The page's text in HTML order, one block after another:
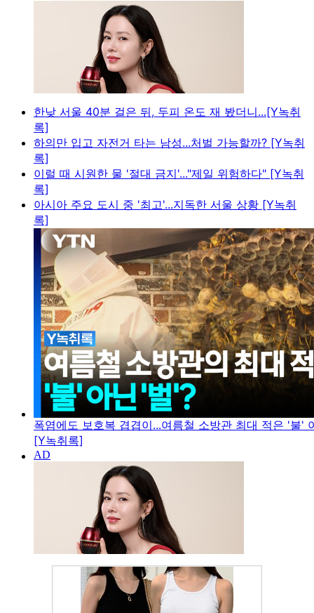
한낮 서울 40분 걸은 뒤, 두피 온도 재 봤더니...[Y녹취
록]
하의만 입고 자전거 타는 남성...처벌 가능할까? [Y녹취
록]
이럴 때 시원한 물 '절대 금지'..."제일 위험하다" [Y녹취
록]
아시아 주요 도시 중 '최고'...지독한 서울 상황 [Y녹취
록]
폭염에도 보호복 겹겹이...여름철 소방관 최대 적은 '불'
[Y녹취록]